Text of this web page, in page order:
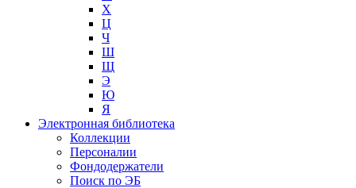
Х
Ц
Ч
Ш
Щ
Э
Ю
Я
Электронная библиотека
Коллекции
Персоналии
Фондодержатели
Поиск по ЭБ